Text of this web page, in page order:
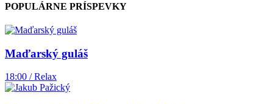
POPULÁRNE PRÍSPEVKY
Maďarský guláš
18:00 / Relax